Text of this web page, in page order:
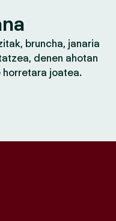
bruncha, janaria
denen ahotan
joatea.